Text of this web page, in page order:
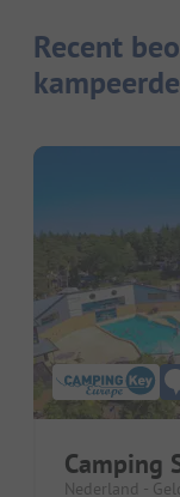
Recent
Camping
Nederland -